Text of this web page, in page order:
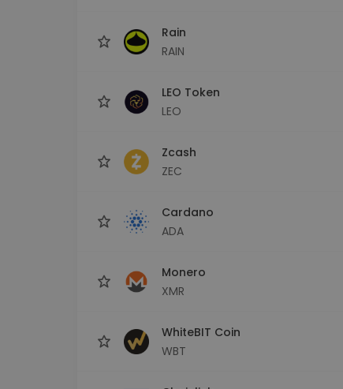
Rain
RAIN
LEO Token
LEO
Zcash
ZEC
Cardano
ADA
Monero
XMR
WhiteBIT Coin
WBT